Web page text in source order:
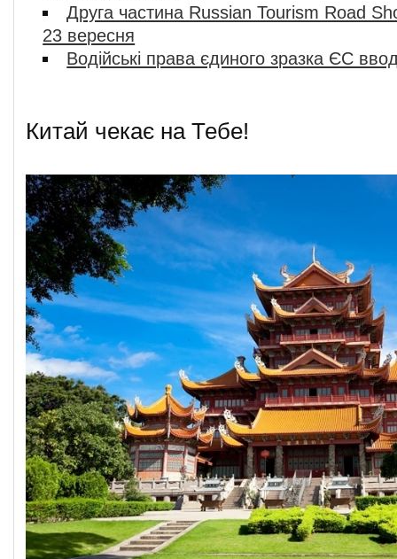
Друга частина Russian Tourism Road
23 вересня
Водійські права єдиного зразка ЄС
Китай чекає на Тебе!